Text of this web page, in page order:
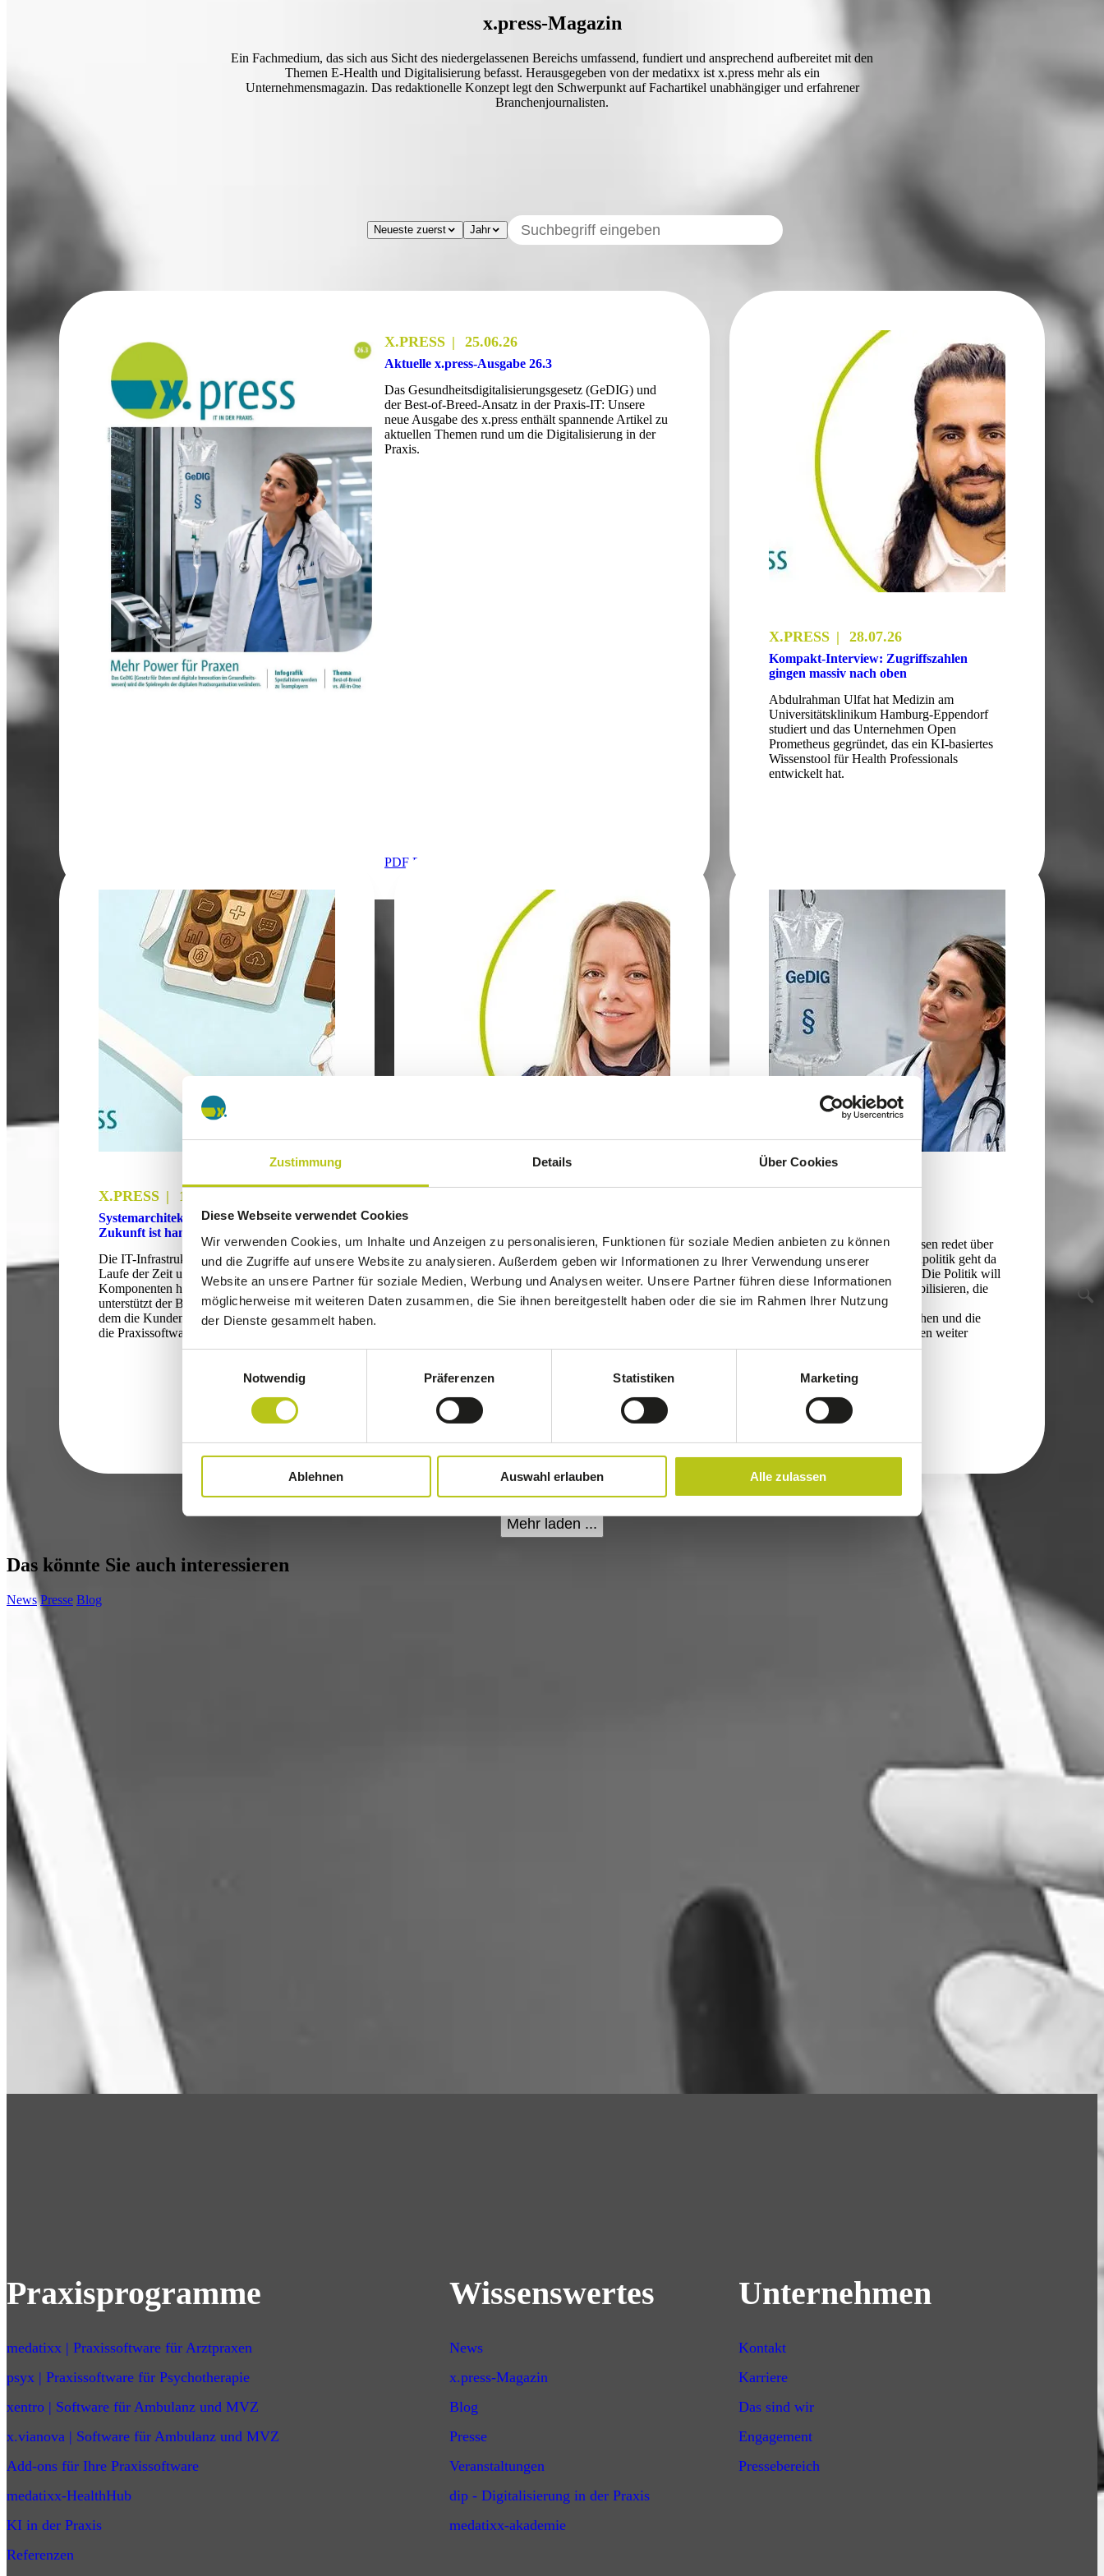
Zustimmung Details Über Cookies
Diese Webseite verwendet Cookies
Wir verwenden Cookies, um Inhalte und Anzeigen zu personalisieren, Funktionen für soziale Medien anbieten zu können
und die Zugriffe auf unsere Website zu analysieren. Außerdem geben wir Informationen zu Ihrer Verwendung unserer
Website an unsere Partner für soziale Medien, Werbung und Analysen weiter. Unsere Partner führen diese Informationen
möglicherweise mit weiteren Daten zusammen, die Sie ihnen bereitgestellt haben oder die sie im Rahmen Ihrer Nutzung
der Dienste gesammelt haben.
Notwendig
Präferenzen Statistiken Marketing
Ablehnen Auswahl erlauben Alle zulassen
x.press-Magazin
Ein Fachmedium, das sich aus Sicht des niedergelassenen Bereichs umfassend, fundiert und ansprechend aufbereitet mit den
Themen E-Health und Digitalisierung befasst. Herausgegeben von der medatixx ist x.press mehr als ein
Unternehmensmagazin. Das redaktionelle Konzept legt den Schwerpunkt auf Fachartikel unabhängiger und erfahrener
Branchenjournalisten.
Neueste zuerst Jahr
Suchbegriff eingeben
X.PRESS 25.06.26
Aktuelle x.press-Ausgabe 26.3
Das Gesundheitsdigitalisierungsgesetz (GeDIG) und
der Best-of-Breed-Ansatz in der Praxis-IT: Unsere
neue Ausgabe des x.press enthält spannende Artikel zu
aktuellen Themen rund um die Digitalisierung in der
Praxis.
PDF Downloaden
X.PRESS 28.07.26
Kompakt-Interview: Zugriffszahlen
gingen massiv nach oben
Abdulrahman Ulfat hat Medizin am
Universitätsklinikum Hamburg-Eppendorf
studiert und das Unternehmen Open
Prometheus gegründet, das ein KI-basiertes
Wissenstool für Health ­Professionals
entwickelt hat.
X.PRESS 14.07.26
Systemarchitektur in der Praxis-IT: Die
Zukunft ist handverlesen
Die IT-Infrastruktur in einer Praxis wächst im
Laufe der Zeit und es kommen ständig neue
Komponenten hinzu. Diese Entwicklung
unterstützt der Best-of-Breed-Ansatz, bei
dem die Kunden externe Anwendungen an
die Praxissoftware anbinden können.
Lea Nehm, Abteilungsleiterin Digitale
Versorgung und Beratung bei der
Kassenärztlichen Vereinigung Westfalen-
Lippe, beschreibt, warum das klassische
sich daraus ergeben.
Das deutsche Gesundheitswesen redet über
Kostendämpfung. Die Digitalpolitik geht da
ein wenig unter. Zu Unrecht: Die Politik will
die Telematikinfrastruktur stabilisieren, die
ePA zu einer wichtigen
Versorgungsdrehscheibe machen und die
Nutzung von Gesundheitsdaten weiter
forcieren. Ein Überblick.
Mehr laden ...
Das könnte Sie auch interessieren
News Presse Blog
Praxisprogramme
medatixx | Praxissoftware für Arztpraxen
psyx | Praxissoftware für Psychotherapie
xentro | Software für Ambulanz und MVZ
x.vianova | Software für Ambulanz und MVZ
Add-ons für Ihre Praxissoftware
medatixx-HealthHub
KI in der Praxis
Referenzen
Wissenswertes
News
x.press-Magazin
Blog
Presse
Veranstaltungen
dip - Digitalisierung in der Praxis
medatixx-akademie
Unternehmen
Kontakt
Karriere
Das sind wir
Engagement
Pressebereich